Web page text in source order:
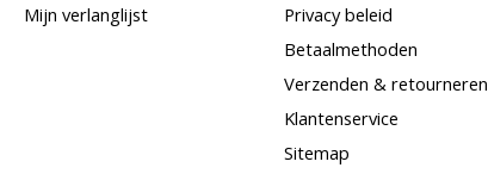
Mijn verlanglijst
Privacy beleid
Betaalmethoden
Verzenden & retourneren
Klantenservice
Sitemap